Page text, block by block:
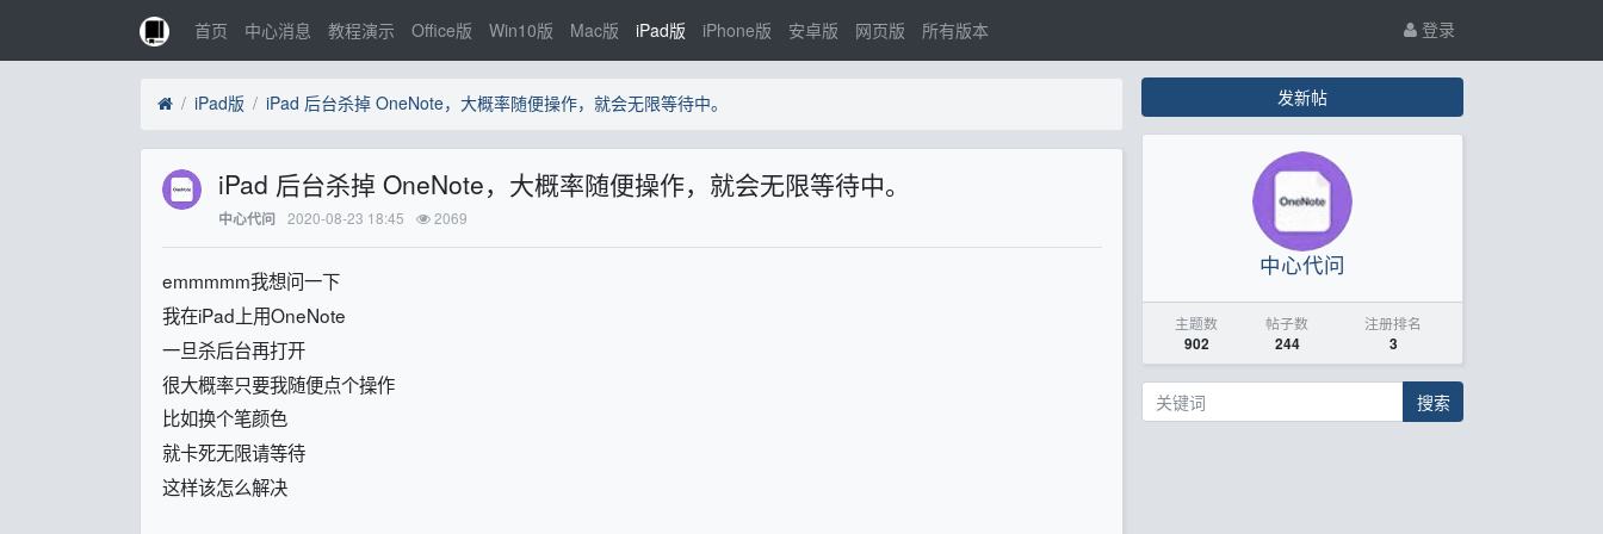
首页 中心消息 教程演示 Office版 Win10版 Mac版 iPad版 iPhone版 安卓版 网页版 所有版本 登录
iPad版 iPad 后台杀掉 OneNote，大概率随便操作，就会无限等待中。
iPad 后台杀掉 OneNote，大概率随便操作，就会无限等待中。
中心代问 2020-08-23 18:45 2069
emmmmm我想问一下
我在iPad上用OneNote
一旦杀后台再打开
很大概率只要我随便点个操作
比如换个笔颜色
就卡死无限请等待
这样该怎么解决
发新帖
中心代问
主题数
902
帖子数
244
注册排名
3
搜索